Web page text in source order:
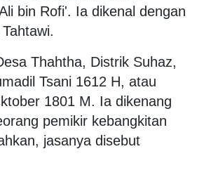
bin Rofi'. Ia dikenal dengan
Thahtha, Distrik Suhaz,
Tsani 1612 H, atau
1801 M. Ia dikenang
pemikir kebangkitan
jasanya disebut